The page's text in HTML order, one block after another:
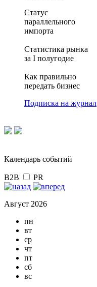
Статус
параллельного
импорта
Статистика рынка
за I полугодие
Как правильно
передать бизнес
Подписка на журнал
Календарь событий
B2B PR
Август 2026
пн
вт
ср
чт
пт
сб
вс